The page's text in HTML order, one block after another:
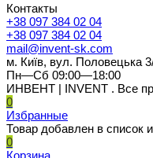
Контакты
+38 097 384 02 04
+38 097 384 02 04
mail@invent-sk.com
м. Київ, вул. Половецька
Пн—Сб 09:00—18:00
ИНВЕНТ | INVENT . Все
0
Избранные
Товар добавлен в список
0
Корзина